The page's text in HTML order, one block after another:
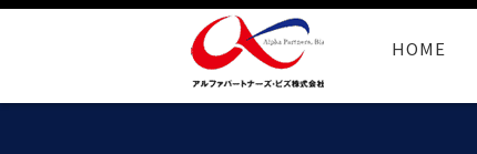
HOME